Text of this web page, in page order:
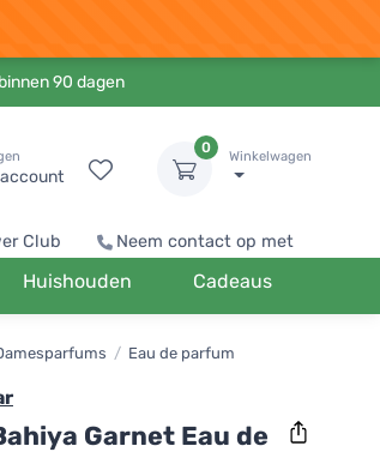
90 dagen
0
Winkelwagen
Club Neem contact op met
Huishouden Cadeaus
/ Eau de parfum
Garnet Eau de